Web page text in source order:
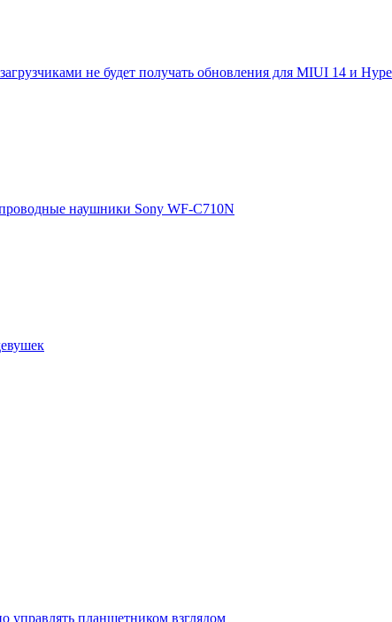
не будет получать обновления для MIUI 14 и
наушники Sony WF-C710N
планшетником взглядом